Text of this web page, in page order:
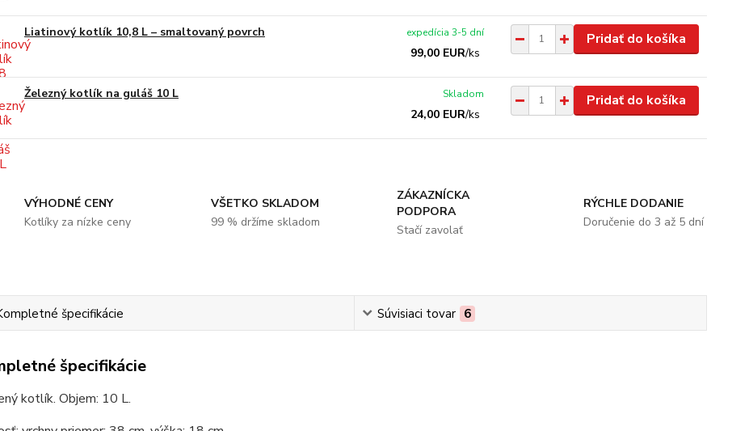
Liatinový kotlík 10,8 L – smaltovaný povrch
99,00 EUR/ks
expedícia 3-5 dní Pridať do košíka
Železný kotlík na guláš 10 L
24,00 EUR/ks
Skladom Pridať do košíka
VÝHODNÉ CENY
Kotlíky za nízke ceny
VŠETKO SKLADOM
99 % držíme skladom
ZÁKAZNÍCKA
PODPORA
Stačí zavolať
RÝCHLE DODANIE
Doručenie do 3 až 5 dní
špecifikácie Súvisiaci tovar 6
špecifikácie
kotlík. Objem: 10 L.